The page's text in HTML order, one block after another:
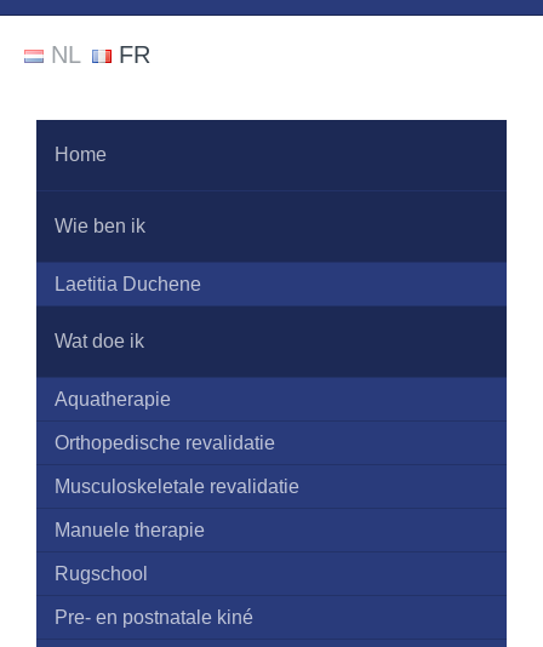
NL FR
Home
Wie ben ik
Laetitia Duchene
Wat doe ik
Aquatherapie
Orthopedische revalidatie
Musculoskeletale revalidatie
Manuele therapie
Rugschool
Pre- en postnatale kiné